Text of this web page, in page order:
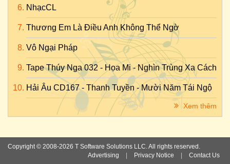
NhạcCL
Thương Em Là Điều Anh Không Thể Ngờ
Vô Ngại Pháp
Tape Thúy Nga 032 - Họa Mi - Nghìn Trùng Xa Cách
Hải Âu CD167 - Thanh Tuyền - Mười Năm Tái Ngộ
Xem thêm
Copyright © 2008-2026 T Software Solutions LLC. All rights reserved.
Advertising
Privacy Notice Contact Us